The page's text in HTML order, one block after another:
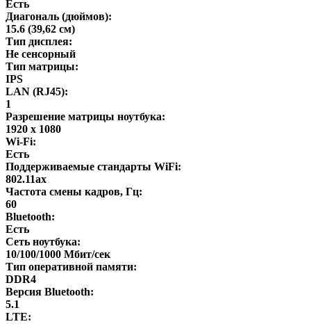
Есть
Диагональ (дюймов):
15.6 (39,62 см)
Тип дисплея:
Не сенсорный
Тип матрицы:
IPS
LAN (RJ45):
1
Разрешение матрицы ноутбука:
1920 x 1080
Wi-Fi:
Есть
Поддерживаемые стандарты WiFi:
802.11ax
Частота смены кадров, Гц:
60
Bluetooth:
Есть
Сеть ноутбука:
10/100/1000 Мбит/сек
Тип оперативной памяти:
DDR4
Версия Bluetooth:
5.1
LTE: